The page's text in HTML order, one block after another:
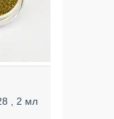
, 2 мл